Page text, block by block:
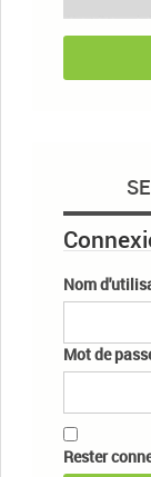
Nom
Mot de
Rester